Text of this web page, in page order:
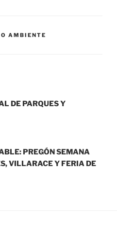
AMBIENTE
DE PARQUES Y
PREGÓN SEMANA
VILLARACE Y FERIA DE